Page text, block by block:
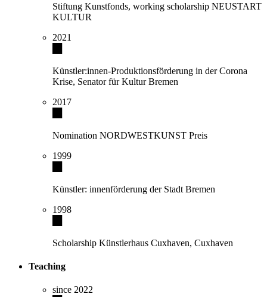
Stiftung Kunstfonds, working scholarship NEUSTART
KULTUR
2021
Künstler:innen-Produktionsförderung in der Corona
Krise, Senator für Kultur Bremen
2017
Nomination NORDWESTKUNST Preis
1999
Künstler: innenförderung der Stadt Bremen
1998
Scholarship Künstlerhaus Cuxhaven, Cuxhaven
Teaching
since 2022